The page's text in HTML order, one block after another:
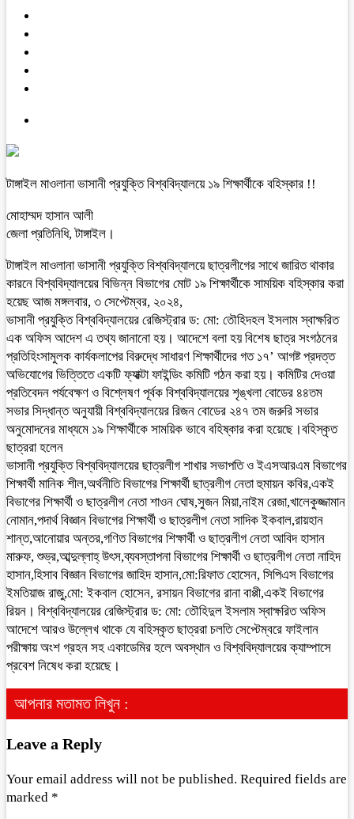
টাঙ্গাইল মাওলানা ভাসানী প্রযুক্তি বিশ্ববিদ্যালয়ে ১৯ শিক্ষার্থীকে বহিস্কার !!
মোহাম্মদ হাসান আলী
জেলা প্রতিনিধি, টাঙ্গাইল।
টাঙ্গাইল মাওলানা ভাসানী প্রযুক্তি বিশ্ববিদ্যালয়ে ছাত্রলীগের সাথে জারিত থাকার
কারনে বিশ্ববিদ্যালয়ের বিভিন্ন বিভাগের মোট ১৯ শিক্ষার্থীকে সাময়িক বহিস্কার করা
হয়েছ আজ মঙ্গলবার, ৩ সেপ্টেম্বর, ২০২৪,
ভাসানী প্রযুক্তি বিশ্ববিদ্যালয়ের রেজিস্ট্রার ড: মো: তৌহিদহল ইসলাম স্বাক্ষরিত
এক অফিস আদেশ এ তথ্য জানানো হয়। আদেশে বলা হয় বিশেষ ছাত্র সংগঠনের
প্রতিহিংসামুলক কার্যকলাপের বিরুদ্ধে সাধারণ শিক্ষার্থীদের গত ১৭’ আগষ্ট প্রদত্ত
অভিযোগের ভিত্তিতে একটি ফ্যাক্টা ফাইন্ডিং কমিটি গঠন করা হয়। কমিটির দেওয়া
প্রতিবেদন পর্যবেক্ষণ ও বিশ্লেষণ পূর্বক বিশ্ববিদ্যালয়ের শৃঙ্খলা বোডের ৪৪তম
সভার সিদ্ধান্ত অনুযায়ী বিশ্ববিদ্যালয়ের রিজন বোডের ২৪৭ তম জরুরি সভার
অনুমোদনের মাধ্যমে ১৯ শিক্ষার্থীকে সাময়িক ভাবে বহিষ্কার করা হয়েছে।বহিস্কৃত
ছাত্ররা হলেন
ভাসানী প্রযুক্তি বিশ্ববিদ্যালয়ের ছাত্রলীগ শাখার সভাপতি ও ইএসআরএম বিভাগের
শিক্ষার্থী মানিক শীল,অর্থনীতি বিভাগের শিক্ষার্থী ছাত্রলীগ নেতা হুমায়ন কবির,একই
বিভাগের শিক্ষার্থী ও ছাত্রলীগ নেতা শাওন ঘোষ,সুজন মিয়া,নাইম রেজা,খালেকুজ্জামান
নোমান,পদার্থ বিজ্ঞান বিভাগের শিক্ষার্থী ও ছাত্রলীগ নেতা সাদিক ইকবাল,রায়হান
শান্ত,আনোয়ার অন্তর,গণিত বিভাগের শিক্ষার্থী ও ছাত্রলীগ নেতা আবিদ হাসান
মারুফ, শুভ্র,আব্দুল্লাহ্ উৎস,ব্যবস্তাপনা বিভাগের শিক্ষার্থী ও ছাত্রলীগ নেতা নাহিদ
হাসান,হিসাব বিজ্ঞান বিভাগের জাহিদ হাসান,মো:রিফাত হোসেন, সিপিএস বিভাগের
ইমতিয়াজ রাজু,মো: ইকবাল হোসেন, রসায়ন বিভাগের রানা বাপ্পী,একই বিভাগের
রিয়ন। বিশ্ববিদ্যালয়ের রেজিস্ট্রার ড: মো: তৌহিদুল ইসলাম স্বাক্ষরিত অফিস
আদেশে আরও উল্লেখ থাকে যে বহিস্কৃত ছাত্ররা চলতি সেপ্টেম্বরে ফাইলান
পরীক্ষায় অংশ গ্রহন সহ একাডেমির হলে অবস্থান ও বিশ্ববিদ্যালয়ের ক্যাম্পাসে
প্রবেশ নিষেধ করা হয়েছে।
আপনার মতামত লিখুন :
Leave a Reply
Your email address will not be published. Required fields are
marked *